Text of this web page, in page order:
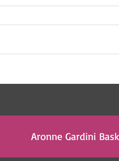
Aronne Gardini